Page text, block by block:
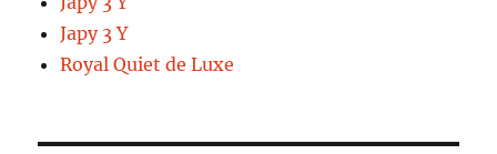
Japy 3 Y
Royal Quiet de Luxe